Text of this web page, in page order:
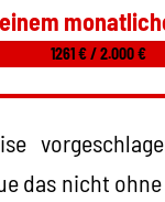
1261 € / 2.000 €
das nicht